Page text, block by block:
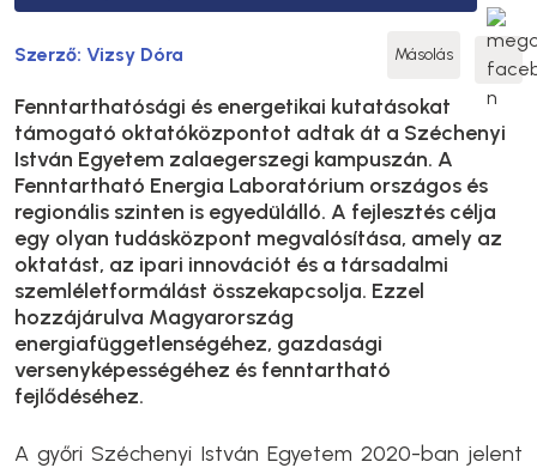
Szerző: Vizsy Dóra Másolás
Fenntarthatósági és energetikai kutatásokat
támogató oktatóközpontot adtak át a Széchenyi
István Egyetem zalaegerszegi kampuszán. A
Fenntartható Energia Laboratórium országos és
regionális szinten is egyedülálló. A fejlesztés célja
egy olyan tudásközpont megvalósítása, amely az
oktatást, az ipari innovációt és a társadalmi
szemléletformálást összekapcsolja. Ezzel
hozzájárulva Magyarország
energiafüggetlenségéhez, gazdasági
versenyképességéhez és fenntartható
fejlődéséhez.
A győri Széchenyi István Egyetem 2020-ban jelent